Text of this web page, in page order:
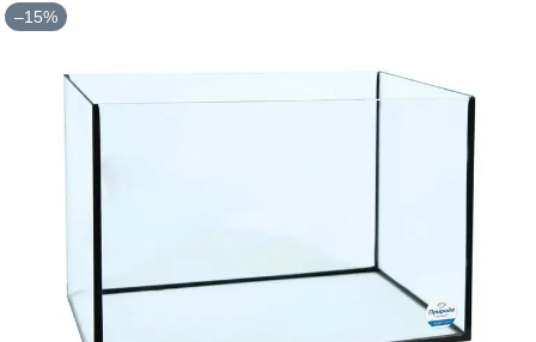
–15%